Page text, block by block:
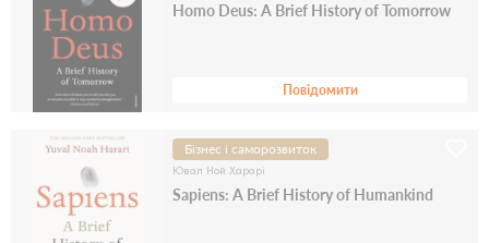
Homo Deus: A Brief History of Tomorrow
Повідомити
Бізнес і саморозвиток
Ювал Ной Харарі
Sapiens: A Brief History of Humankind